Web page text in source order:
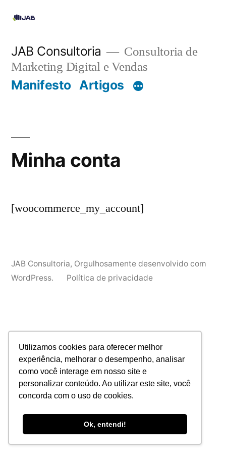
Utilizamos cookies para oferecer melhor
experiência, melhorar o desempenho, analisar
como você interage em nosso site e
personalizar conteúdo. Ao utilizar este site, você
concorda com o uso de cookies.
Ok, entendi!
JAB Consultoria
Consultoria de
Marketing Digital e Vendas
Manifesto Artigos
Minha conta
[woocommerce_my_account]
JAB Consultoria, Orgulhosamente desenvolvido com
WordPress.
Política de privacidade